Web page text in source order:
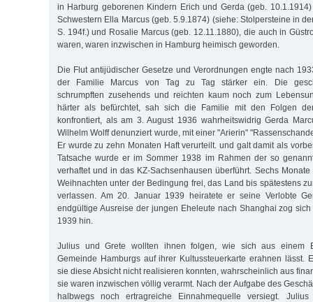
in Harburg geborenen Kindern Erich und Gerda (geb.
Schwestern Ella Marcus (geb. 5.9.1874) (siehe: Stolpersteine in
S. 194f.) und Rosalie Marcus (geb. 12.11.1880), die auch in
waren, waren inzwischen in Hamburg heimisch geworden.
Die Flut antijüdischer Gesetze und Verordnungen engte nach
der Familie Marcus von Tag zu Tag stärker ein. Die
schrumpften zusehends und reichten kaum noch zum
härter als befürchtet, sah sich die Familie mit den Folgen
konfrontiert, als am 3. August 1936 wahrheitswidrig Gerda
Wilhelm Wolff denunziert wurde, mit einer "Arierin"
Er wurde zu zehn Monaten Haft verurteilt. und galt damit als
Tatsache wurde er im Sommer 1938 im Rahmen der so
verhaftet und in das KZ-Sachsenhausen überführt. Sechs
Weihnachten unter der Bedingung frei, das Land bis spätestens
verlassen. Am 20. Januar 1939 heiratete er seine Verlobte
endgültige Ausreise der jungen Eheleute nach Shanghai zog
1939 hin.
Julius und Grete wollten ihnen folgen, wie sich aus einem
Gemeinde Hamburgs auf ihrer Kultussteuerkarte erahnen lässt.
sie diese Absicht nicht realisieren konnten, wahrscheinlich aus
sie waren inzwischen völlig verarmt. Nach der Aufgabe des
halbwegs noch ertragreiche Einnahmequelle versiegt.